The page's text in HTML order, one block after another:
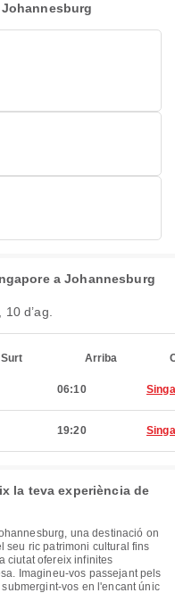
a Johannesburg
10 d’ag.
Surt Arriba
06:10
19:20
la teva experiència de
una destinació on
seu ric patrimoni cultural fins
ciutat ofereix infinites
Imagineu-vos passejant pels
vos en l'encant únic